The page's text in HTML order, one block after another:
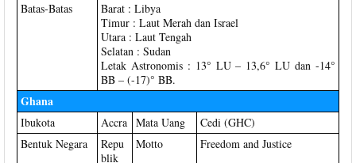
Batas-Batas
Barat : Libya
Timur : Laut Merah dan Israel
Utara : Laut Tengah
Selatan : Sudan
Letak Astronomis : 13° LU – 13,6° LU dan -14°
BB – (-17)° BB.
Ghana
Ibukota Accra Mata Uang
Cedi (GHC)
Bentuk Negara
Repu
blik
Motto Freedom and Justice